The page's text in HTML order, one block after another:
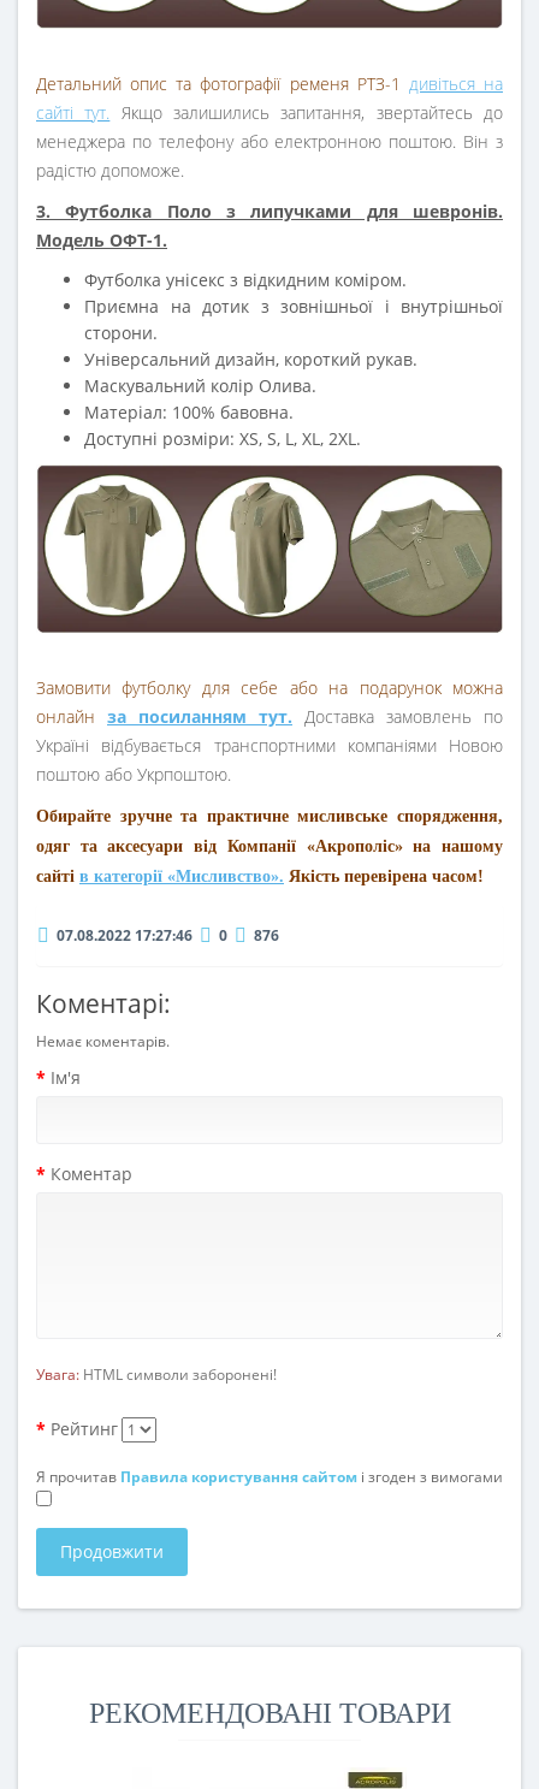
Детальний опис та фотографії ременя РТЗ-1 дивіться на
сайті тут. Якщо залишились запитання, звертайтесь до
менеджера по телефону або електронною поштою. Він з
радістю допоможе.
3. Футболка Поло з липучками для шевронів.
Модель ОФТ-1.
Футболка унісекс з відкидним коміром.
Приємна на дотик з зовнішньої і внутрішньої
сторони.
Універсальний дизайн, короткий рукав.
Маскувальний колір Олива.
Матеріал: 100% бавовна.
Доступні розміри: XS, S, L, XL, 2XL.
Замовити футболку для себе або на подарунок можна
онлайн за посиланням тут. Доставка замовлень по
Україні відбувається транспортними компаніями Новою
поштою або Укрпоштою.
Обирайте зручне та практичне мисливське спорядження,
одяг та аксесуари від Компанії «Акрополіс» на нашому
сайті в категорії «Мисливство». Якість перевірена часом!
07.08.2022 17:27:46 0 876
Коментарі:
Немає коментарів.
Ім'я
Коментар
Увага: HTML символи заборонені!
Рейтинг
Я прочитав Правила користування сайтом і згоден з вимогами
Продовжити
РЕКОМЕНДОВАНІ ТОВАРИ